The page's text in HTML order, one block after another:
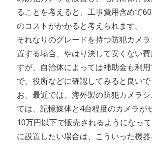
ることを考えると、工事費用含めて
のコストがかかると考えられます。
それなりのグレードを持つ防犯カメ
置する場合、やはり決して安くない費
すが、自治体によっては補助金も利
で、役所などに確認してみると良い
お、最近では、海外製の防犯カメラ
ては、記憶媒体と4台程度のカメラが
10万円以下で販売されるようになっ
に設置したい場合は、こういった機